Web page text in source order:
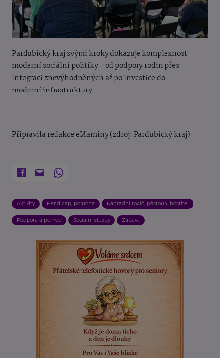
Pardubický kraj svými kroky dokazuje komplexnost
moderní sociální politiky - od podpory rodin přes
integraci znevýhodněných až po investice do
moderníinfrastruktury.
Připravila redakce eMaminy (zdroj: Pardubický kraj)
Aktivity Handicap, porucha Náhradní rodič, pěstoun, hostitel
Podpora a pomoc Sociální služby Zábava